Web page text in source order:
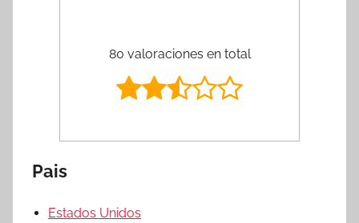
80 valoraciones en total
Pais
Estados Unidos